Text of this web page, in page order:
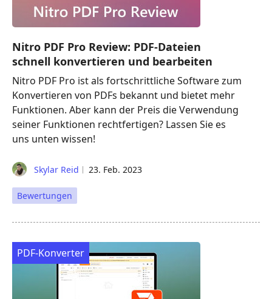
Nitro PDF Pro Review: PDF-Dateien
schnell konvertieren und bearbeiten
Nitro PDF Pro ist als fortschrittliche Software zum
Konvertieren von PDFs bekannt und bietet mehr
Funktionen. Aber kann der Preis die Verwendung
seiner Funktionen rechtfertigen? Lassen Sie es
uns unten wissen!
Skylar Reid 23. Feb. 2023
Bewertungen
PDF-Konverter